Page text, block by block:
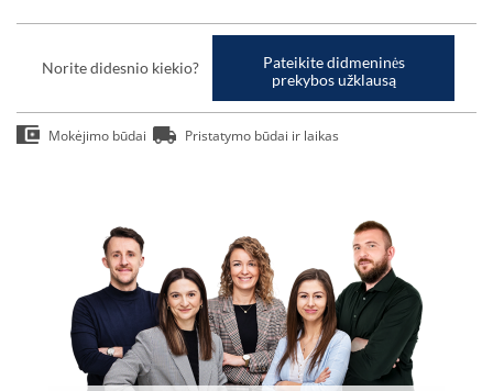
Norite didesnio kiekio?
Pateikite didmeninės
prekybos užklausą
Mokėjimo būdai Pristatymo būdai ir laikas